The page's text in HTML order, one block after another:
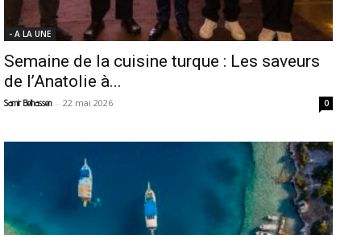
- A LA UNE
Semaine de la cuisine turque : Les saveurs
de l’Anatolie à...
Samir Belhassen - 22 mai 2026 0